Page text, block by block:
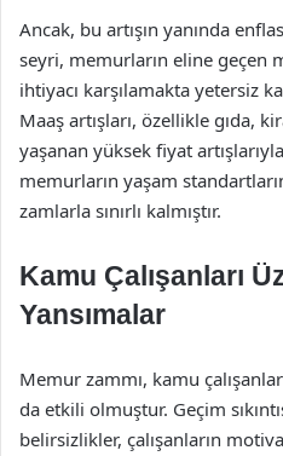
Ancak, bu artışın yanında
seyri, memurların eline geçen
ihtiyacı karşılamakta yetersiz
Maaş artışları, özellikle gıda,
yaşanan yüksek fiyat
memurların yaşam
zamlarla sınırlı kalmıştır.
Kamu Çalışanları
Yansımalar
Memur zammı, kamu
da etkili olmuştur. Geçim
belirsizlikler, çalışanların